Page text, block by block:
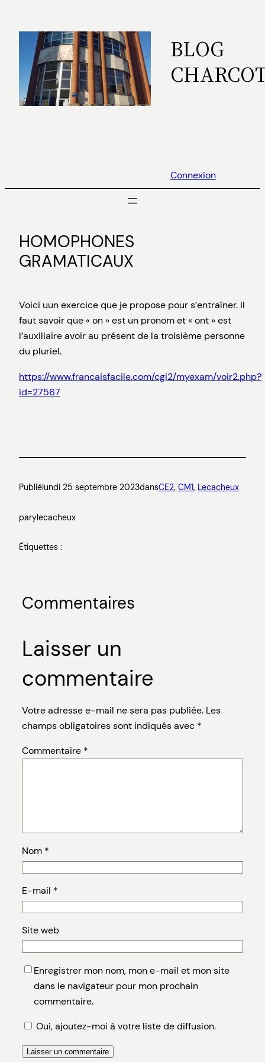
contenu
BLOG
Connexion
HOMOPHONES
GRAMATICAUX
Voici uun exercice que je propose pour s’entraîner. Il
faut savoir que « on » est un pronom et « ont » est
l’auxiliaire avoir au présent de la troisième personne
du pluriel.
https://www.francaisfacile.com/cgi2/myexam/voir2.php?
id=27567
Publiélundi 25 septembre 2023dansCE2, CM1, Lecacheux
parylecacheux
Étiquettes :
Commentaires
Laisser un
commentaire
Votre adresse e-mail ne sera pas publiée. Les
champs obligatoires sont indiqués avec *
Commentaire *
Nom *
E-mail *
Site web
Enregistrer mon nom, mon e-mail et mon site
dans le navigateur pour mon prochain
commentaire.
Oui, ajoutez-moi à votre liste de diffusion.